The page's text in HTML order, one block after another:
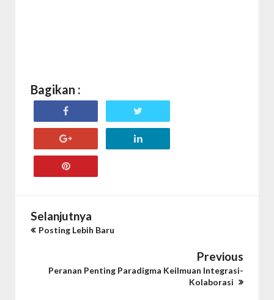
Bagikan :
Selanjutnya
Posting Lebih Baru
Previous
Peranan Penting Paradigma Keilmuan Integrasi-
Kolaborasi